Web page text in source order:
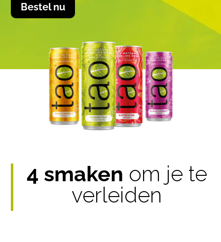
Bestel nu
4 smaken om je te
verleiden